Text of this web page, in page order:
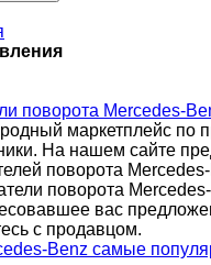
поворота Mercedes-
маркетплейс по
На нашем сайте
поворота
поворота
вас
с продавцом.
Benz самые